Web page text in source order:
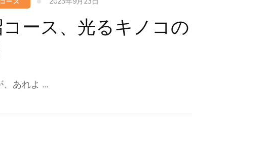
ース
ース、光るキノコの
、あれよ …